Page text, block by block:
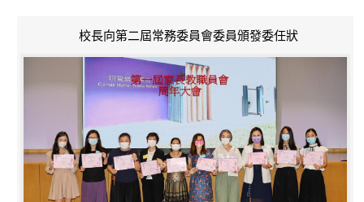
校長向第二屆常務委員會委員頒發委任狀